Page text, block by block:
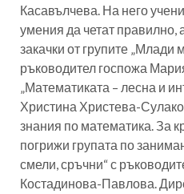
Касавълчева. На него
умения да четат правилно,
закачки от групите „Млади
ръководител госпожа
„Математиката – лесна и
Христина Христева-
знания по математика. За
погрижи групата по
смели, сръчни“ с
Костадинова-Павлова.